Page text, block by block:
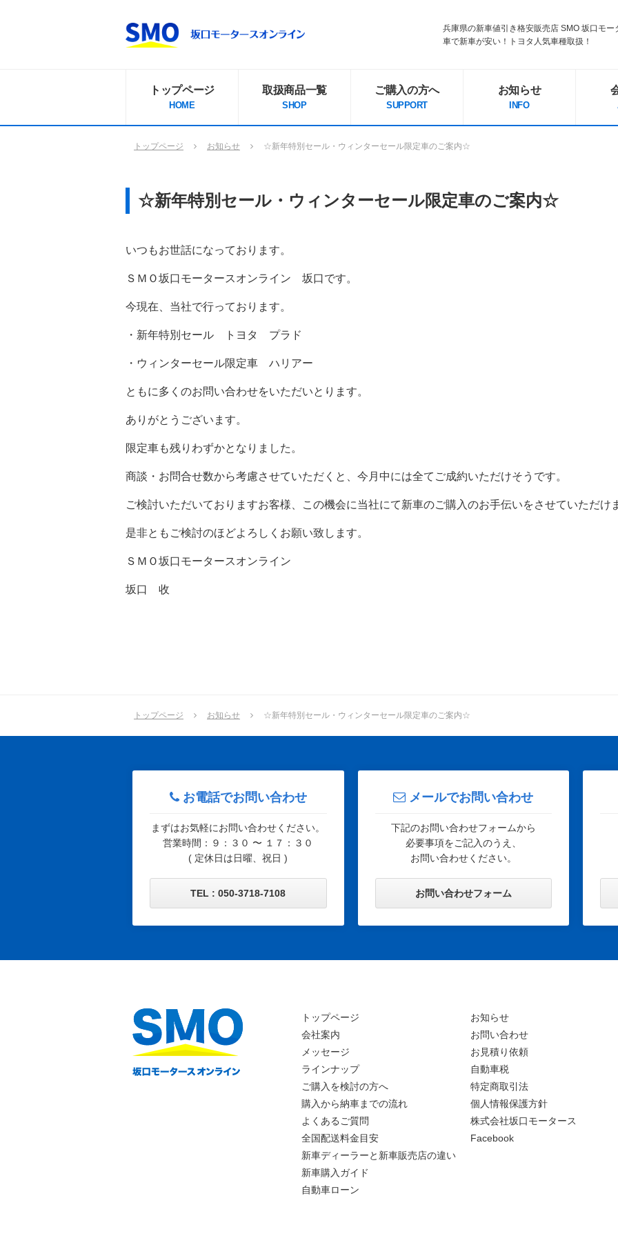
兵庫県の新車値引き格安販売店 SMO 坂口モ
車で新車が安い！トヨタ人気車種取扱！
トップページ
HOME
取扱商品一覧
SHOP
ご購入の方へ
SUPPORT
お知らせ
INFO
トップページ お知らせ ☆新年特別セール・ウィンターセール限定車のご案内☆
☆新年特別セール・ウィンターセール限定車のご案内☆
いつもお世話になっております。
ＳＭＯ坂口モータースオンライン 坂口です。
今現在、当社で行っております。
・新年特別セール トヨタ プラド
・ウィンターセール限定車 ハリアー
ともに多くのお問い合わせをいただいとります。
ありがとうございます。
限定車も残りわずかとなりました。
商談・お問合せ数から考慮させていただくと、今月中には全てご成約いただけそうです。
ご検討いただいておりますお客様、この機会に当社にて新車のご購入のお手伝いをさせていただけ
是非ともご検討のほどよろしくお願い致します。
ＳＭＯ坂口モータースオンライン
坂口 收
トップページ お知らせ ☆新年特別セール・ウィンターセール限定車のご案内☆
お電話でお問い合わせ
まずはお気軽にお問い合わせください。
営業時間：９：３０ 〜 １７：３０
( 定休日は日曜、祝日 )
TEL : 050-3718-7108
メールでお問い合わせ
下記のお問い合わせフォームから
必要事項をご記入のうえ、
お問い合わせください。
お問い合わせフォーム
トップページ
会社案内
メッセージ
ラインナップ
ご購入を検討の方へ
購入から納車までの流れ
よくあるご質問
全国配送料金目安
新車ディーラーと新車販売店の違い
新車購入ガイド
自動車ローン
お知らせ
お問い合わせ
お見積り依頼
自動車税
特定商取引法
個人情報保護方針
株式会社坂口モータース
Facebook